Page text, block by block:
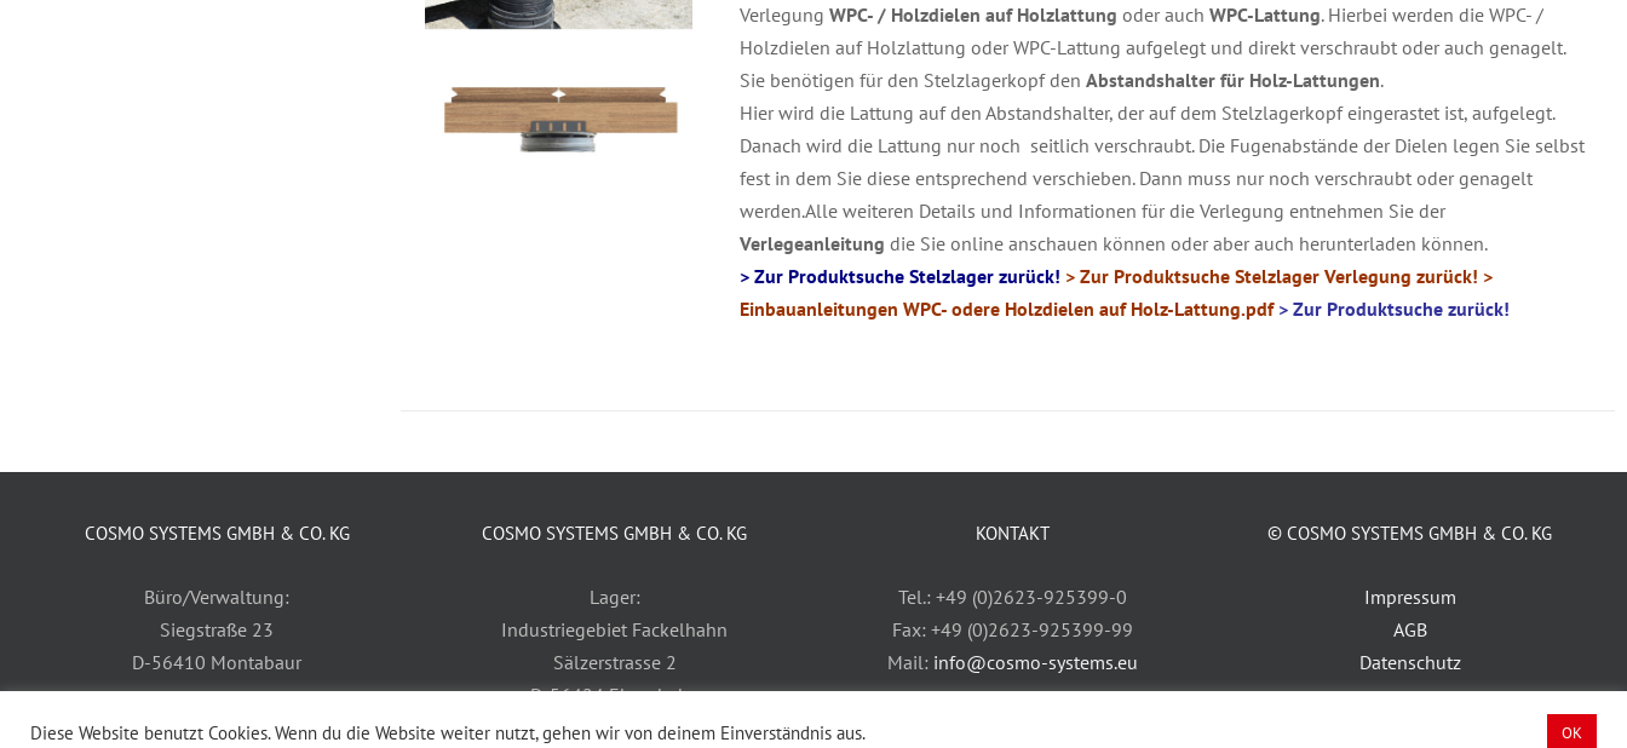
Verlegung WPC- / Holzdielen auf Holzlattung oder auch WPC-Lattung. Hierbei werden die WPC- /
Holzdielen auf Holzlattung oder WPC-Lattung aufgelegt und direkt verschraubt oder auch genagelt.
Sie benötigen für den Stelzlagerkopf den Abstandshalter für Holz-Lattungen.
Hier wird die Lattung auf den Abstandshalter, der auf dem Stelzlagerkopf eingerastet ist, aufgelegt.
Danach wird die Lattung nur noch seitlich verschraubt. Die Fugenabstände der Dielen legen Sie selbst
fest in dem Sie diese entsprechend verschieben. Dann muss nur noch verschraubt oder genagelt
werden.Alle weiteren Details und Informationen für die Verlegung entnehmen Sie der
Verlegeanleitung die Sie online anschauen können oder aber auch herunterladen können.
> Zur Produktsuche Stelzlager zurück! > Zur Produktsuche Stelzlager Verlegung zurück! >
Einbauanleitungen WPC- odere Holzdielen auf Holz-Lattung.pdf > Zur Produktsuche zurück!
COSMO SYSTEMS GMBH & CO. KG
Büro/Verwaltung:
Siegstraße 23
D-56410 Montabaur
COSMO SYSTEMS GMBH & CO. KG
Lager:
Industriegebiet Fackelhahn
Sälzerstrasse 2
D-56424 Ebernhahn
KONTAKT
Tel.: +49 (0)2623-925399-0
Fax: +49 (0)2623-925399-99
Mail: info@cosmo-systems.eu
© COSMO SYSTEMS GMBH & CO. KG
Impressum
AGB
Datenschutz
Diese Website benutzt Cookies. Wenn du die Website weiter nutzt, gehen wir von deinem Einverständnis aus. OK